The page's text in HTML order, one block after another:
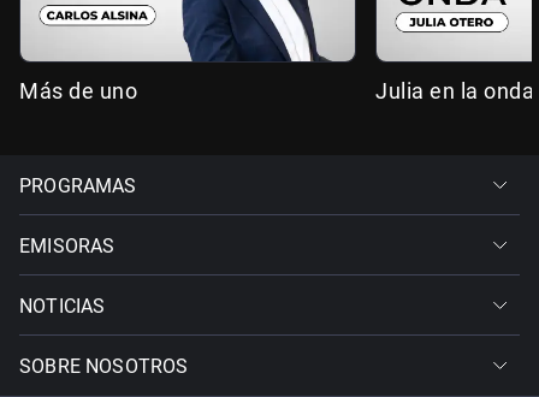
Más de uno Julia en la onda
PROGRAMAS
EMISORAS
NOTICIAS
SOBRE NOSOTROS